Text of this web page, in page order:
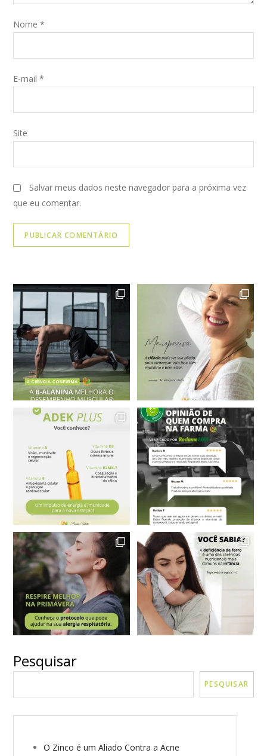
Nome*
E-mail*
Site
Salvar meus dados neste navegador para a próxima vez
que eu comentar.
VER MAIS
Pesquisar
PESQUISAR
O Zinco é um Aliado Contra a Acne